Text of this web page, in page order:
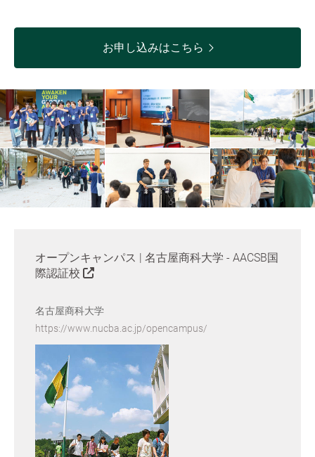
お申し込みはこちら
オープンキャンパス | 名古屋商科大学 - AACSB国
際認証校
名古屋商科大学
https://www.nucba.ac.jp/opencampus/